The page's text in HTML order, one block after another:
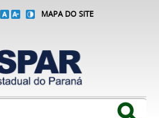
MAPA DO SITE